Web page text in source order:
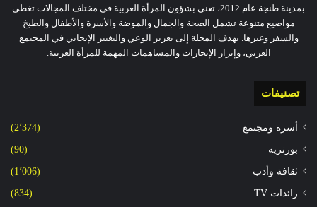
بمدينة طنجة عام 2012، تعنى بشؤون المرأة العربية في مختلف المجالات.تغطي
مواضيع متنوعة تشمل الصحة والجمال والموضة والأسرة والأطفال والطبخ
والسفر وغيرها. تهدف المجلة إلى تعزيز الوعي والتغيير الإيجابي في المجتمع
العربي، وإبراز الإنجازات والمساهمات المهمة للمرأة العربية.
تصنيفات
أسرة ومجتمع (2٬374)
بورتريه (90)
ثقافة وأدب (1٬006)
رائدات TV (834)